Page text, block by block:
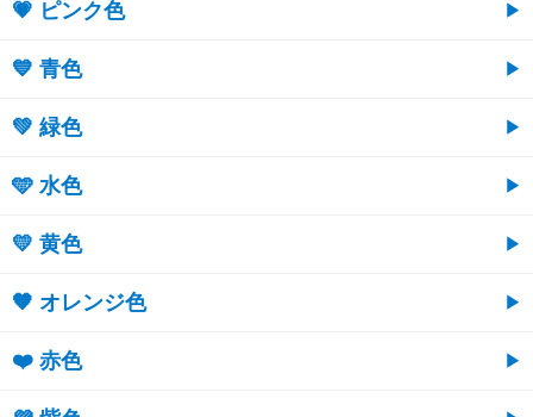
💗 ピンク色
💙 青色
💚 緑色
🩵 水色
💛 黄色
🧡 オレンジ色
❤️ 赤色